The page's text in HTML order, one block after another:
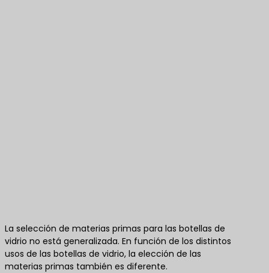
La selección de materias primas para las botellas de
vidrio no está generalizada. En función de los distintos
usos de las botellas de vidrio, la elección de las
materias primas también es diferente.